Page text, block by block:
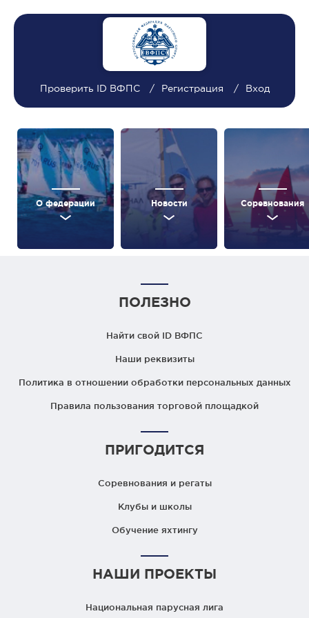
Проверить ID ВФПС Регистрация Вход
О федерации Новости Соревнования
ПОЛЕЗНО
Найти свой ID ВФПС
Наши реквизиты
Политика в отношении обработки персональных данных
Правила пользования торговой площадкой
ПРИГОДИТСЯ
Соревнования и регаты
Клубы и школы
Обучение яхтингу
НАШИ ПРОЕКТЫ
Национальная парусная лига